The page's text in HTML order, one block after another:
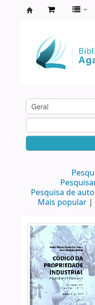
Agamenon
Magalhães
Pesquisa de
Mais popular